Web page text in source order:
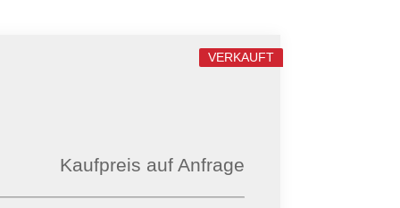
VERKAUFT
Kaufpreis auf Anfrage